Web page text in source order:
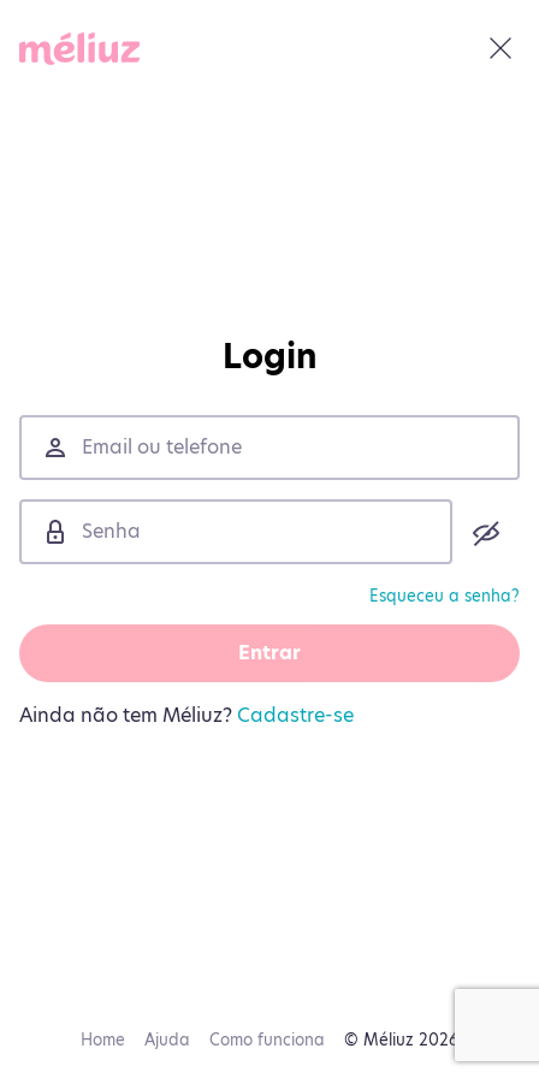
Login
Esqueceu a senha?
Entrar
Ainda não tem Méliuz? Cadastre-se
Home Ajuda Como funciona © Méliuz 2026